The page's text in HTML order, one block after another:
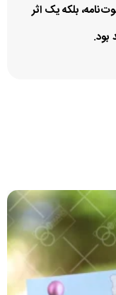
بلکه یک اثر
بود.